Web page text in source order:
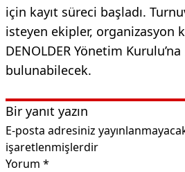
için kayıt süreci başladı.
isteyen ekipler, organizasyon
DENOLDER Yönetim
bulunabilecek.
Bir yanıt yazın
E-posta adresiniz
işaretlenmişlerdir
Yorum *